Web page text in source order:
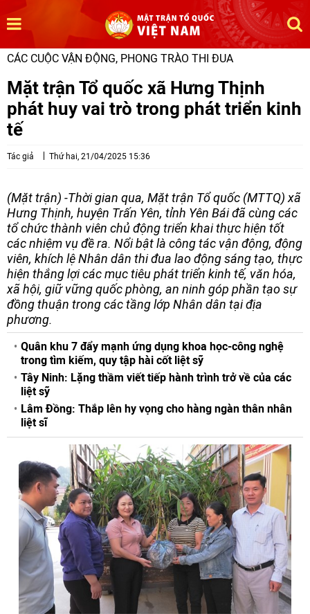
CÁC CUỘC VẬN ĐỘNG, PHONG TRÀO THI ĐUA
Mặt trận Tổ quốc xã Hưng Thịnh
phát huy vai trò trong phát triển kinh
tế
Tác giả Thứ hai, 21/04/2025 15:36
(Mặt trận) -Thời gian qua, Mặt trận Tổ quốc (MTTQ) xã
Hưng Thịnh, huyện Trấn Yên, tỉnh Yên Bái đã cùng các
tổ chức thành viên chủ động triển khai thực hiện tốt
các nhiệm vụ đề ra. Nổi bật là công tác vận động, động
viên, khích lệ Nhân dân thi đua lao động sáng tạo, thực
hiện thắng lợi các mục tiêu phát triển kinh tế, văn hóa,
xã hội, giữ vững quốc phòng, an ninh góp phần tạo sự
đồng thuận trong các tầng lớp Nhân dân tại địa
phương.
Quân khu 7 đẩy mạnh ứng dụng khoa học-công nghệ
trong tìm kiếm, quy tập hài cốt liệt sỹ
Tây Ninh: Lặng thầm viết tiếp hành trình trở về của các
liệt sỹ
Lâm Đồng: Thắp lên hy vọng cho hàng ngàn thân nhân
liệt sĩ